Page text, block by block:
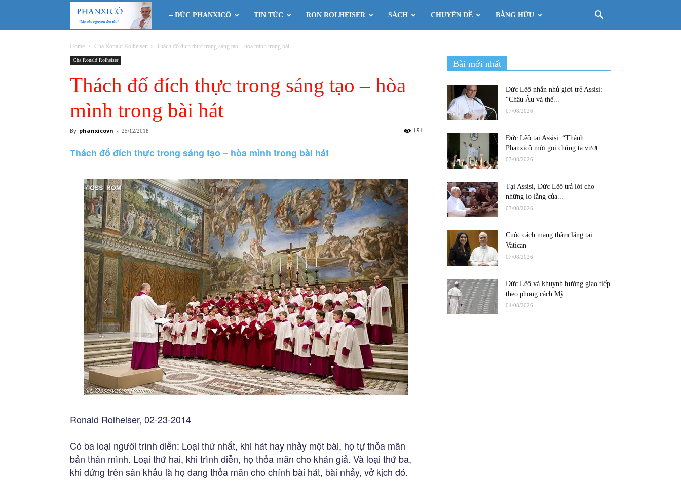
Phanxicô
– ĐỨC PHANXICÔ TIN TỨC RON ROLHEISER SÁCH CHUYÊN ĐỀ BẰNG HỮU
Home Cha Ronald Rolheiser Thách đố đích thực trong sáng tạo – hòa mình trong bài...
Cha Ronald Rolheiser
Thách đố đích thực trong sáng tạo – hòa
mình trong bài hát
By phanxicovn - 25/12/2018 191
Thách đố đích thực trong sáng tạo – hòa mình trong bài hát
Ronald Rolheiser, 02-23-2014
Có ba loại người trình diễn: Loại thứ nhất, khi hát hay nhảy một bài, họ tự thỏa mãn
bản thân mình. Loại thứ hai, khi trình diễn, họ thỏa mãn cho khán giả. Và loại thứ ba,
khi đứng trên sân khấu là họ đang thỏa mãn cho chính bài hát, bài nhảy, vở kịch đó.
Bài mới nhất
Đức Lêô nhắn nhủ giới trẻ Assisi:
“Châu Âu và thế...
07/08/2026
Đức Lêô tại Assisi: “Thánh
Phanxicô mời gọi chúng ta vượt...
07/08/2026
Tại Assisi, Đức Lêô trả lời cho
những lo lắng của...
07/08/2026
Cuộc cách mạng thầm lặng tại
Vatican
07/08/2026
Đức Lêô và khuynh hướng giao tiếp
theo phong cách Mỹ
04/08/2026